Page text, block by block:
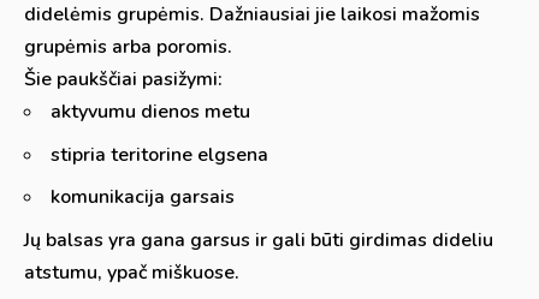
didelėmis grupėmis. Dažniausiai jie laikosi mažomis
grupėmis arba poromis.
Šie paukščiai pasižymi:
aktyvumu dienos metu
stipria teritorine elgsena
komunikacija garsais
Jų balsas yra gana garsus ir gali būti girdimas dideliu
atstumu, ypač miškuose.